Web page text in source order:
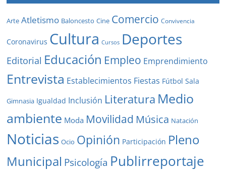
Arte Atletismo Baloncesto Cine Comercio Convivencia
Coronavirus Cultura Cursos Deportes
Editorial Educación Empleo Emprendimiento
Entrevista Establecimientos Fiestas Fútbol Sala
Gimnasia Igualdad Inclusión Literatura Medio
ambiente Moda Movilidad Música Natación
Noticias Ocio Opinión Participación Pleno
Municipal Psicología Publirreportaje